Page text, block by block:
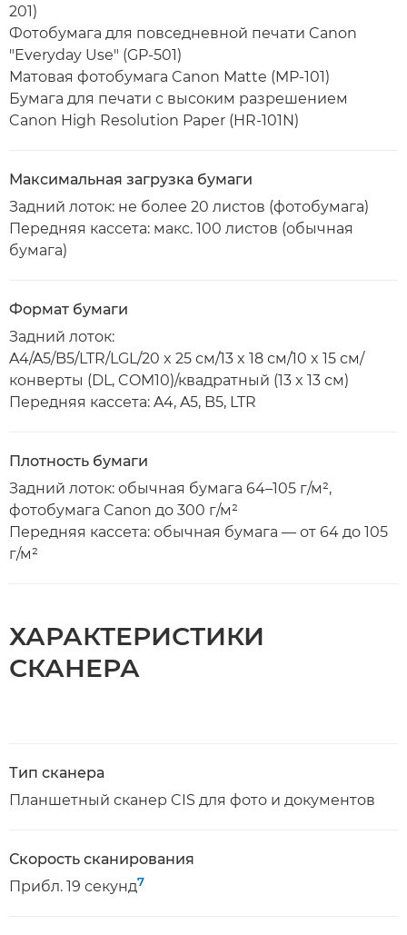
201)
Фотобумага для повседневной печати Canon
"Everyday Use" (GP-501)
Матовая фотобумага Canon Matte (MP-101)
Бумага для печати с высоким разрешением
Canon High Resolution Paper (HR-101N)
Максимальная загрузка бумаги
Задний лоток: не более 20 листов (фотобумага)
Передняя кассета: макс. 100 листов (обычная
бумага)
Формат бумаги
Задний лоток:
A4/A5/B5/LTR/LGL/20 x 25 см/13 x 18 см/10 x 15 см/
конверты (DL, COM10)/квадратный (13 x 13 см)
Передняя кассета: A4, A5, B5, LTR
Плотность бумаги
Задний лоток: обычная бумага 64–105 г/м²,
фотобумага Canon до 300 г/м²
Передняя кассета: обычная бумага — от 64 до 105
г/м²
ХАРАКТЕРИСТИКИ
СКАНЕРА
Тип сканера
Планшетный сканер CIS для фото и документов
Скорость сканирования
Прибл. 19 секунд7